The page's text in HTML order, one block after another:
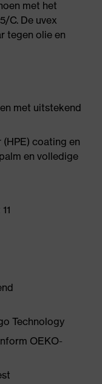
met het
C. De uvex
tegen olie en
met uitstekend
coating en
en volledige
Technology
OEKO-